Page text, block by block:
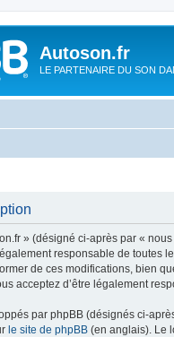
Autoson.fr
LE PARTENAIRE DU SON
» (désigné ci-après par «
responsable de toutes
de ces modifications, bien
acceptez d’être légalement
par phpBB (désignés ci-
le site de phpBB (en anglais). Le